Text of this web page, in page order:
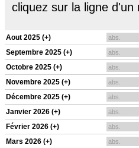
cliquez sur la ligne d'un
Aout 2025 (+) abs.
Septembre 2025 (+) abs.
Octobre 2025 (+) abs.
Novembre 2025 (+) abs.
Décembre 2025 (+) abs.
Janvier 2026 (+) abs.
Février 2026 (+) abs.
Mars 2026 (+) abs.